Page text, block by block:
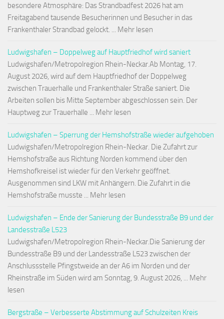
besondere Atmosphäre: Das Strandbadfest 2026 hat am
Freitagabend tausende Besucherinnen und Besucher in das
Frankenthaler Strandbad gelockt. ... Mehr lesen
Ludwigshafen – Doppelweg auf Hauptfriedhof wird saniert
Ludwigshafen/Metropolregion Rhein-Neckar.Ab Montag, 17.
August 2026, wird auf dem Hauptfriedhof der Doppelweg
zwischen Trauerhalle und Frankenthaler Straße saniert. Die
Arbeiten sollen bis Mitte September abgeschlossen sein. Der
Hauptweg zur Trauerhalle ... Mehr lesen
Ludwigshafen – Sperrung der Hemshofstraße wieder aufgehoben
Ludwigshafen/Metropolregion Rhein-Neckar. Die Zufahrt zur
Hemshofstraße aus Richtung Norden kommend über den
Hemshofkreisel ist wieder für den Verkehr geöffnet.
Ausgenommen sind LKW mit Anhängern. Die Zufahrt in die
Hemshofstraße musste ... Mehr lesen
Ludwigshafen – Ende der Sanierung der Bundesstraße B9 und der
Landesstraße L523
Ludwigshafen/Metropolregion Rhein-Neckar.Die Sanierung der
Bundesstraße B9 und der Landesstraße L523 zwischen der
Anschlussstelle Pfingstweide an der A6 im Norden und der
Rheinstraße im Süden wird am Sonntag, 9. August 2026, ... Mehr
lesen
Bergstraße – Verbesserte Abstimmung auf Schulzeiten Kreis